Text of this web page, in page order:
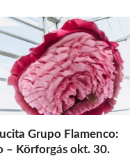
Grupo Flamenco:
– Körforgás okt. 30.